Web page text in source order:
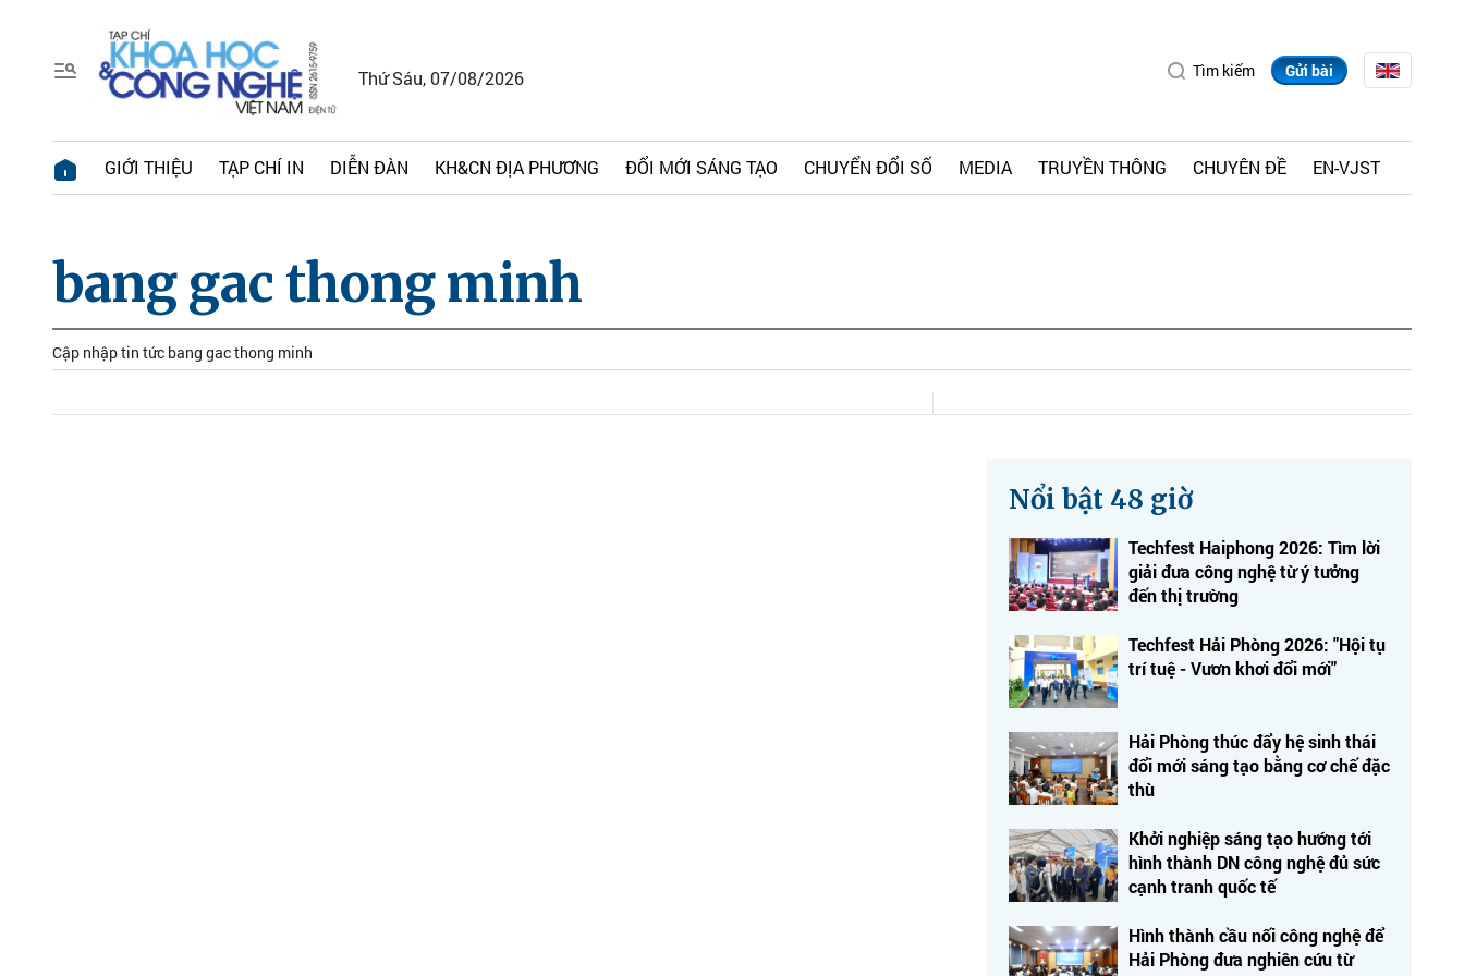
Thứ Sáu, 07/08/2026 Tìm kiếm Gửi bài
GIỚI THIỆU TẠP CHÍ IN DIỄN ĐÀN KH&CN ĐỊA PHƯƠNG ĐỔI MỚI SÁNG TẠO CHUYỂN ĐỔI SỐ MEDIA TRUYỀN THÔNG CHUYÊN ĐỀ EN-VJST
bang gac thong minh
Cập nhập tin tức bang gac thong minh
Nổi bật 48 giờ
Techfest Haiphong 2026: Tìm lời
giải đưa công nghệ từ ý tưởng
đến thị trường
Techfest Hải Phòng 2026: "Hội tụ
trí tuệ - Vươn khơi đổi mới"
Hải Phòng thúc đẩy hệ sinh thái
đổi mới sáng tạo bằng cơ chế đặc
thù
Khởi nghiệp sáng tạo hướng tới
hình thành DN công nghệ đủ sức
cạnh tranh quốc tế
Hình thành cầu nối công nghệ để
Hải Phòng đưa nghiên cứu từ